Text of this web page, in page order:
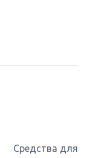
Средства для